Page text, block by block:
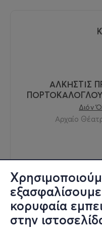
κορυφαία
στην
ΑΛΚΗΣΤΙΣ
Διόν
Αρχαίο